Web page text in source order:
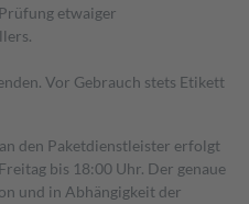
etwaiger
Vor Gebrauch stets Etikett
den Paketdienstleister erfolgt
bis 18:00 Uhr. Der genaue
und in Abhängigkeit der